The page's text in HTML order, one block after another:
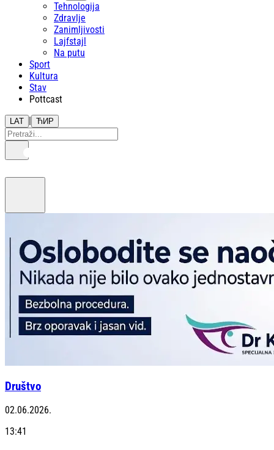
Tehnologija
Zdravlje
Zanimljivosti
Lajfstajl
Na putu
Sport
Kultura
Stav
Pottcast
LAT | ЋИР
Društvo
02.06.2026.
13:41